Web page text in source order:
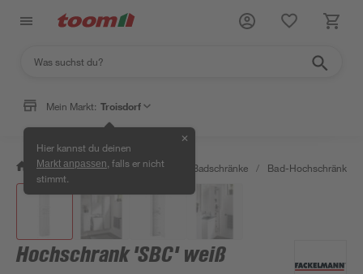
Mein Markt: Troisdorf
Hier kannst du deinen
Markt anpassen , falls er nicht
stimmt.
✕
/ Bad & Sanitär / Badmöbel Badschränke / Bad-Hochschränke
Hochschrank 'SBC' weiß